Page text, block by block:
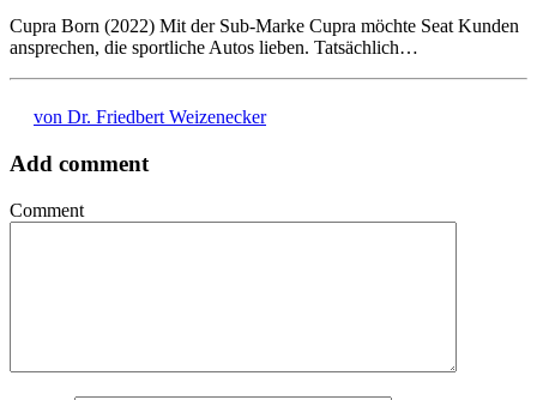
Cupra Born (2022) Mit der Sub-Marke Cupra möchte Seat Kunden
ansprechen, die sportliche Autos lieben. Tatsächlich…
von Dr. Friedbert Weizenecker
Add comment
Comment